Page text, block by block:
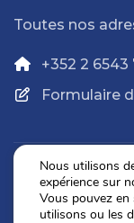
Toutes nos
+352 2 6543
Formulaire
Nous utilisons
expérience sur
Vous pouvez
utilisons ou les